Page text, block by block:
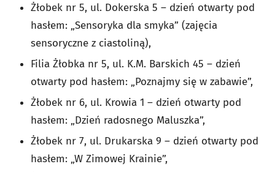
Żłobek nr 5, ul. Dokerska 5 – dzień otwarty pod
hasłem: „Sensoryka dla smyka” (zajęcia
sensoryczne z ciastoliną),
Filia Żłobka nr 5, ul. K.M. Barskich 45 – dzień
otwarty pod hasłem: „Poznajmy się w zabawie”,
Żłobek nr 6, ul. Krowia 1 – dzień otwarty pod
hasłem: „Dzień radosnego Maluszka”,
Żłobek nr 7, ul. Drukarska 9 – dzień otwarty pod
hasłem: „W Zimowej Krainie”,